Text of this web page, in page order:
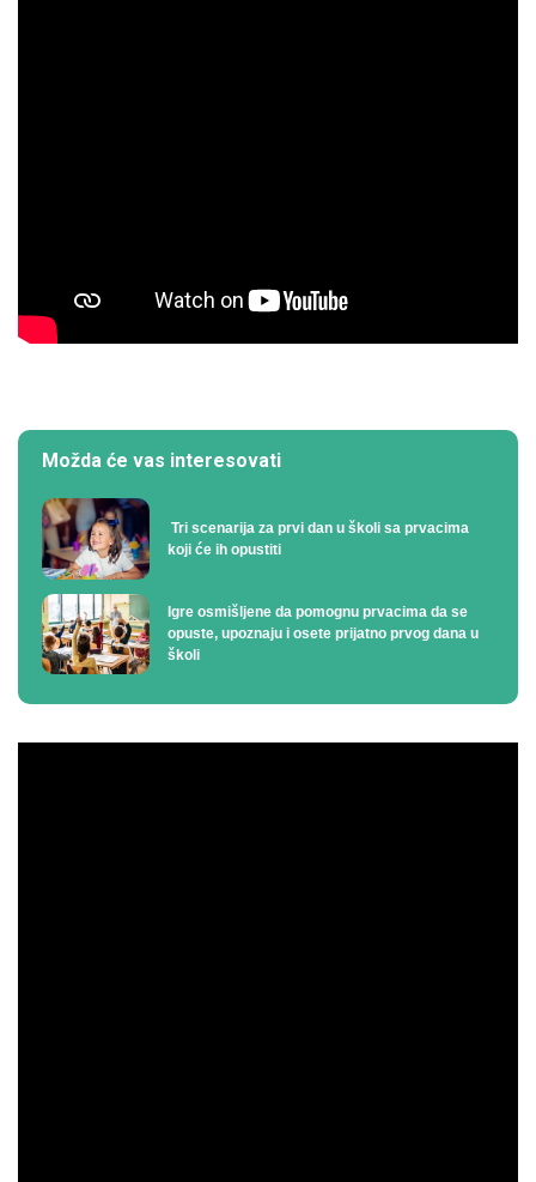
Možda će vas interesovati
Tri scenarija za prvi dan u školi sa prvacima
koji će ih opustiti
Igre osmišljene da pomognu prvacima da se
opuste, upoznaju i osete prijatno prvog dana u
školi